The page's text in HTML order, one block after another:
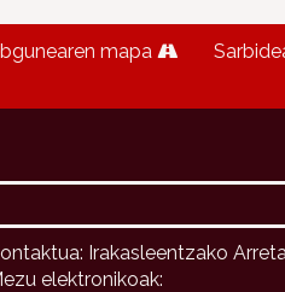
mapa
Irakasleentzako
elektronikoak: